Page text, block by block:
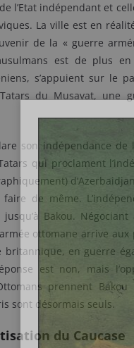
l’Etat indépendant et
La ville est en
de la « guerre
est de plus
s’appuient sur le
du Musavat, une
son indépendance de
qui proclament
de même.
Bakou.
ottomane arrive
en guerre
est non, mais
prennent
sont désormais seuls.
du Caucase